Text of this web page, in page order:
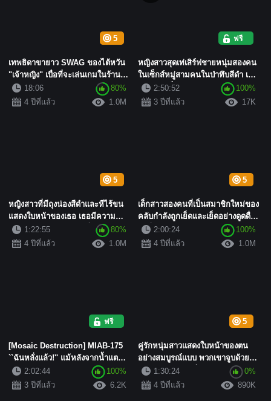
5
เทพธิดาขายาว SWAG ของไต้หวัน
"เจ้าหญิง" เบื่อที่จะเล่นเกมในร้าน
อินเทอร์เ...
18:06
80%
4 ปีที่แล้ว
1.0M
ฟรี
หญิงสาวสุดเท่เสิร์ฟชายหนุ่มสองคน
ในเซ็กส์หมู่สามคนในป่าทึบสีดำ เธอ
ให้ออรัลเซ็กส์และ...
2:50:52
100%
3 ปีที่แล้ว
17K
5
หญิงสาวที่มีถุงน่องสีดำและหีไร้ขน
แสดงใบหน้าของเธอ เธอมีความ
ปรารถนาอย่างแรงกล้าที่จ...
1:22:55
80%
4 ปีที่แล้ว
1.0M
5
เด็กสาวสองคนที่เป็นสมาชิกใหม่ของ
คลับกำลังถูกเย็ดและเย็ดอย่างดูดดื่ม
ในสี่คนโดยผู้ชา...
2:00:24
100%
4 ปีที่แล้ว
1.0M
ฟรี
[Mosaic Destruction] MIAB-175
``ฉันหลั่งแล้ว!'' แม้หลังจากน้ำแตก
ใส่หน้า จู...
2:02:44
100%
3 ปีที่แล้ว
6.2K
5
คู่รักหนุ่มสาวแสดงใบหน้าของตน
อย่างสมบูรณ์แบบ พวกเขาจูบด้วยลิ้น
ก่อนและใช้ปากเพื่อจั...
1:30:24
0%
4 ปีที่แล้ว
890K